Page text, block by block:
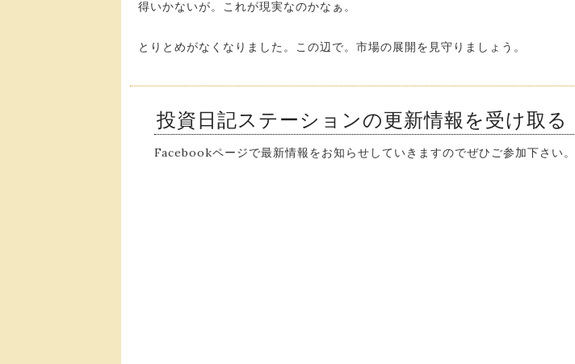
得いかないが。これが現実なのかなぁ。
とりとめがなくなりました。この辺で。市場の展開を見守りましょう。
投資日記ステーションの更新情報を受け取る
Facebookページで最新情報をお知らせしていきますのでぜひご参加下さい。